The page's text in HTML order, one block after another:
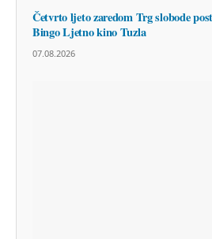
Četvrto ljeto zaredom Trg slobode
Bingo Ljetno kino Tuzla
07.08.2026